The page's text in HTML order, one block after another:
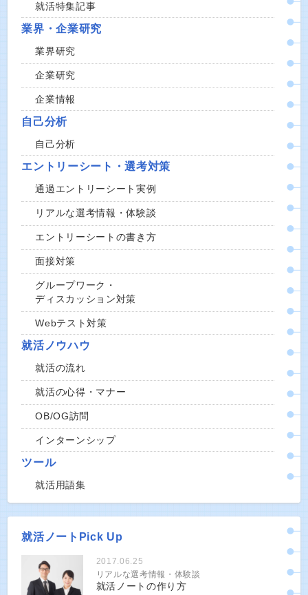
就活特集記事
業界・企業研究
業界研究
企業研究
企業情報
自己分析
自己分析
エントリーシート・選考対策
通過エントリーシート実例
リアルな選考情報・体験談
エントリーシートの書き方
面接対策
グループワーク・
ディスカッション対策
Webテスト対策
就活ノウハウ
就活の流れ
就活の心得・マナー
OB/OG訪問
インターンシップ
ツール
就活用語集
就活ノートPick Up
2017.06.25
リアルな選考情報・体験談
就活ノートの作り方